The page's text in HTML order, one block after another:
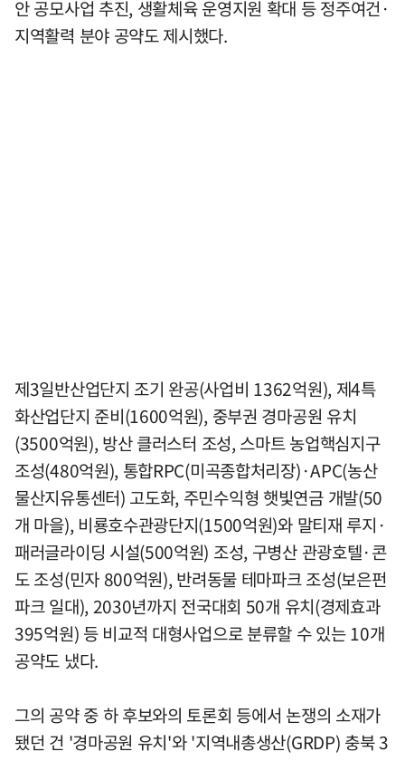
안 공모사업 추진, 생활체육 운영지원 확대 등 정주여건·
지역활력 분야 공약도 제시했다.
제3일반산업단지 조기 완공(사업비 1362억원), 제4특
화산업단지 준비(1600억원), 중부권 경마공원 유치
(3500억원), 방산 클러스터 조성, 스마트 농업핵심지구
조성(480억원), 통합RPC(미곡종합처리장)·APC(농산
물산지유통센터) 고도화, 주민수익형 햇빛연금 개발(50
개 마을), 비룡호수관광단지(1500억원)와 말티재 루지·
패러글라이딩 시설(500억원) 조성, 구병산 관광호텔·콘
도 조성(민자 800억원), 반려동물 테마파크 조성(보은펀
파크 일대), 2030년까지 전국대회 50개 유치(경제효과
395억원) 등 비교적 대형사업으로 분류할 수 있는 10개
공약도 냈다.
그의 공약 중 하 후보와의 토론회 등에서 논쟁의 소재가
됐던 건 '경마공원 유치'와 '지역내총생산(GRDP) 충북 3